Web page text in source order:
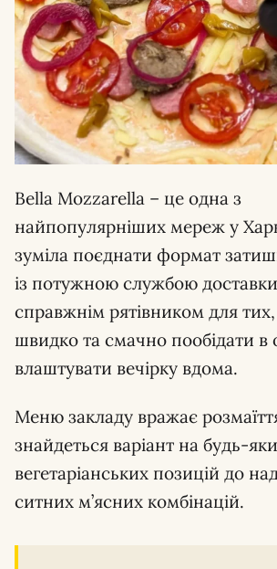
Bella Mozzarella – це одна з
найпопулярніших мереж у
зуміла поєднати формат
із потужною службою
справжнім рятівником для
швидко та смачно пообідати в
влаштувати вечірку вдома.
Меню закладу вражає
знайдеться варіант на будь-
вегетаріанських позицій до
ситних м’ясних комбінацій.